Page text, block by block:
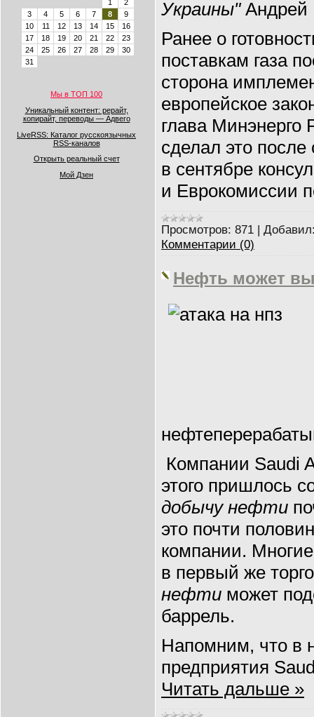
1
2
3
4 5 6 7 8
9
10
11 12 13 14 15
16
17
18 19 20 21 22
23
24
25 26 27 28 29
30
31
Мы в ТОП 100
Уникальный контент: рерайт,
копирайт, переводы — Адвего
LiveRSS: Каталог русскоязычных
RSS-каналов
Открыть реальный счет
Мой Дзен
Украины"Андрей
Ранее о
поставкам газа
сторона
европейское
глава
сделал это
в сентябре
и Еврокомиссии
Просмотров: 871 |
Комментарии (0)
Нефть может
Компании Saudi
этого пришлось
добычу нефти
это почти
компании.
в первый же
нефти может
баррель.
Напомним, что в
предприятия
Читать дальше »